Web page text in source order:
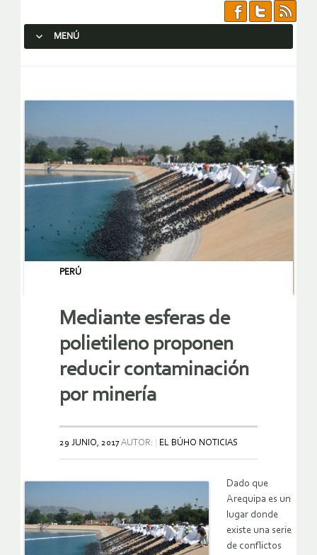
MENÚ
PERÚ
Mediante esferas de
polietileno proponen
reducir contaminación
por minería
29 JUNIO, 2017AUTOR: EL BÚHO NOTICIAS
Dado que
Arequipa es un
lugar donde
existe una serie
de conflictos